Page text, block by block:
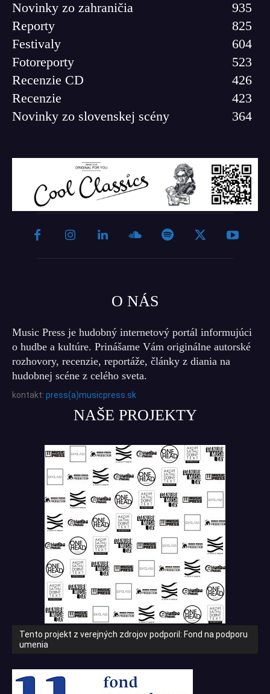
Novinky zo zahraničia
935
Reporty
825
Festivaly
604
Fotoreporty
523
Recenzie CD
426
Recenzie
423
Novinky zo slovenskej scény
364
O NÁS
Music Press je hudobný internetový portál informujúci
o hudbe a kultúre. Prinášame Vám originálne autorské
rozhovory, recenzie, reportáže, články z diania na
hudobnej scéne z celého sveta.
kontakt: press(a)musicpress.sk
NAŠE PROJEKTY
Tento projekt z verejných zdrojov podporil: Fond na podporu
umenia